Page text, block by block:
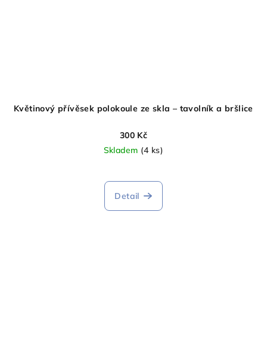
Květinový přívěsek polokoule ze skla – tavolník a bršlice
300 Kč
Skladem (4 ks)
Detail